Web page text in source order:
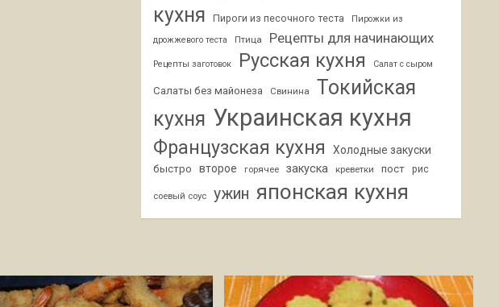
кухня
Пироги из песочного теста
Пирожки из
дрожжевого теста
Птица Рецепты для начинающих
Рецепты заготовок Русская кухня Салат с сыром
Салаты без майонеза Свинина
Токийская
кухня Украинская кухня
Французская кухня Холодные закуски
быстро второе горячее закуска креветки пост рис
соевый соус ужин японская кухня